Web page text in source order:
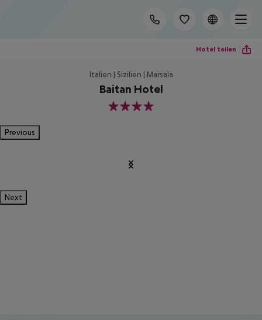
Hotel teilen
Italien | Sizilien | Marsala
Baitan Hotel
4
Previous
Next